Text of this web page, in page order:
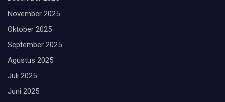
November 2025
Oktober 2025
September 2025
Agustus 2025
Juli 2025
Juni 2025